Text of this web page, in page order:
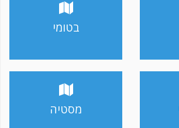
בטומי
מסטיה